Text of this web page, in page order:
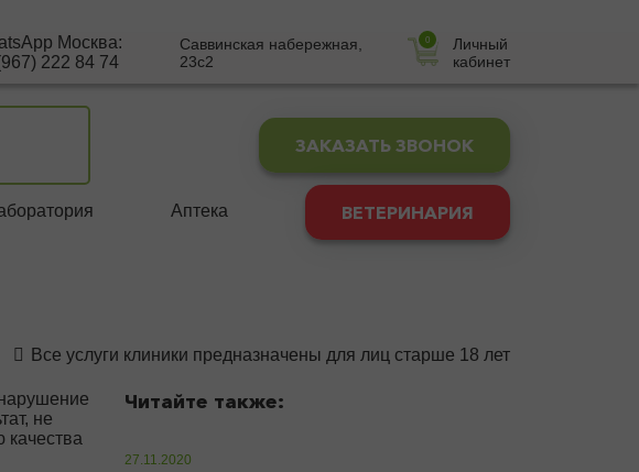
Москва:
222 84 74
Саввинская набережная,
23с2
Личный
кабинет
ЗАКАЗАТЬ ЗВОНОК
Аптека ВЕТЕРИНАРИЯ
Все услуги клиники предназначены для лиц старше 18 лет
не
качества
Читайте также:
27.11.2020